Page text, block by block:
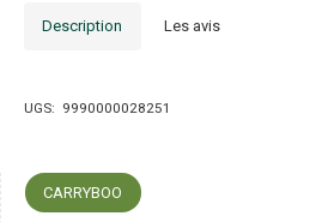
Description Les avis
UGS: 9990000028251
CARRYBOO